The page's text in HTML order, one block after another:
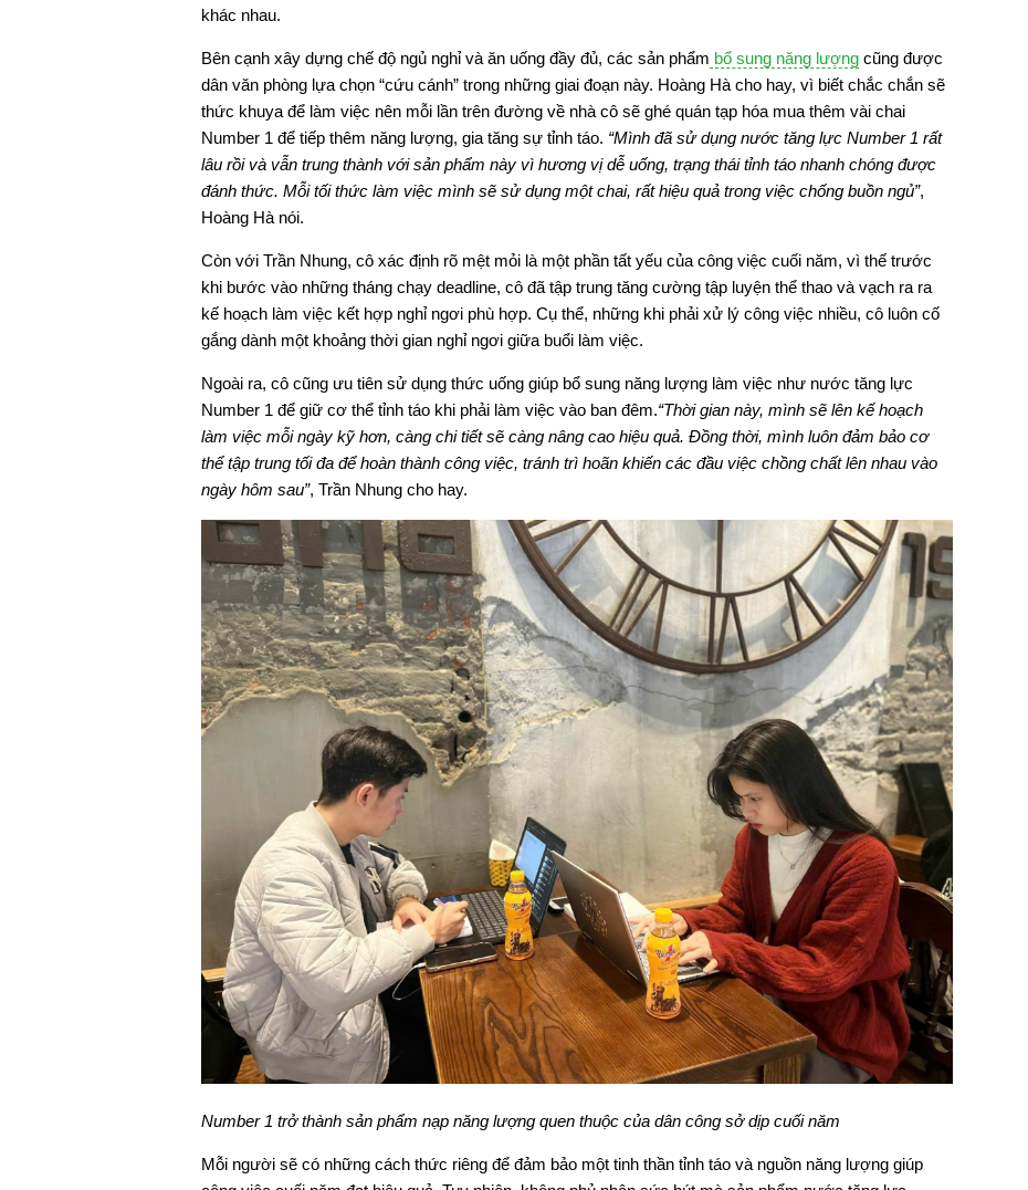
khác nhau.
Bên cạnh xây dựng chế độ ngủ nghỉ và ăn uống đầy đủ, các sản phẩm bổ sung năng lượng cũng được
dân văn phòng lựa chọn “cứu cánh” trong những giai đoạn này. Hoàng Hà cho hay, vì biết chắc chắn sẽ
thức khuya để làm việc nên mỗi lần trên đường về nhà cô sẽ ghé quán tạp hóa mua thêm vài chai
Number 1 để tiếp thêm năng lượng, gia tăng sự tỉnh táo. “Mình đã sử dụng nước tăng lực Number 1 rất
lâu rồi và vẫn trung thành với sản phẩm này vì hương vị dễ uống, trạng thái tỉnh táo nhanh chóng được
đánh thức. Mỗi tối thức làm việc mình sẽ sử dụng một chai, rất hiệu quả trong việc chống buồn ngủ”,
Hoàng Hà nói.
Còn với Trần Nhung, cô xác định rõ mệt mỏi là một phần tất yếu của công việc cuối năm, vì thế trước
khi bước vào những tháng chạy deadline, cô đã tập trung tăng cường tập luyện thể thao và vạch ra ra
kế hoạch làm việc kết hợp nghỉ ngơi phù hợp. Cụ thể, những khi phải xử lý công việc nhiều, cô luôn cố
gắng dành một khoảng thời gian nghỉ ngơi giữa buổi làm việc.
Ngoài ra, cô cũng ưu tiên sử dụng thức uống giúp bổ sung năng lượng làm việc như nước tăng lực
Number 1 để giữ cơ thể tỉnh táo khi phải làm việc vào ban đêm.“Thời gian này, mình sẽ lên kế hoạch
làm việc mỗi ngày kỹ hơn, càng chi tiết sẽ càng nâng cao hiệu quả. Đồng thời, mình luôn đảm bảo cơ
thể tập trung tối đa để hoàn thành công việc, tránh trì hoãn khiến các đầu việc chồng chất lên nhau vào
ngày hôm sau”, Trần Nhung cho hay.
Number 1 trở thành sản phẩm nạp năng lượng quen thuộc của dân công sở dịp cuối năm
Mỗi người sẽ có những cách thức riêng để đảm bảo một tinh thần tỉnh táo và nguồn năng lượng giúp